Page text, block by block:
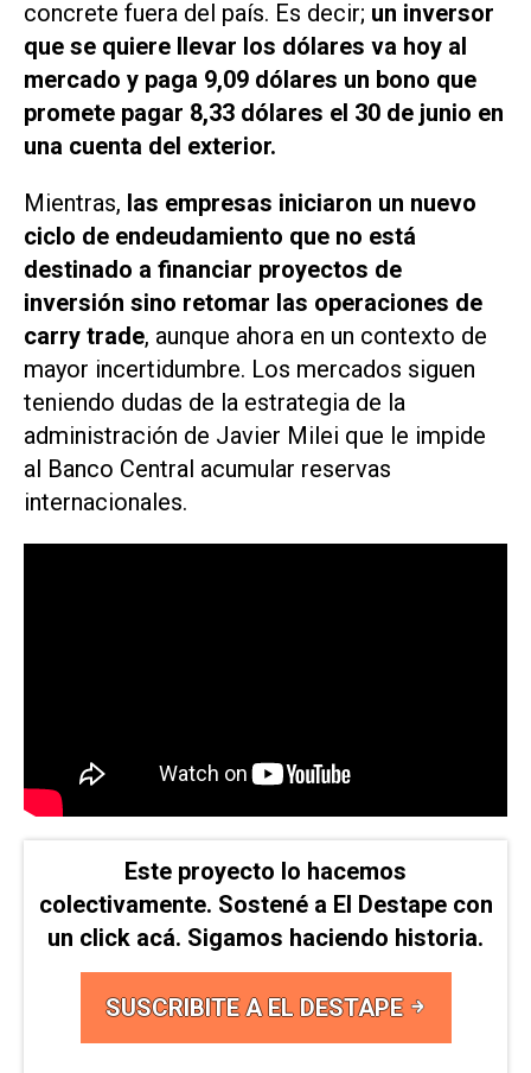
concrete fuera del país. Es decir; un inversor
que se quiere llevar los dólares va hoy al
mercado y paga 9,09 dólares un bono que
promete pagar 8,33 dólares el 30 de junio en
una cuenta del exterior.
Mientras, las empresas iniciaron un nuevo
ciclo de endeudamiento que no está
destinado a financiar proyectos de
inversión sino retomar las operaciones de
carry trade, aunque ahora en un contexto de
mayor incertidumbre. Los mercados siguen
teniendo dudas de la estrategia de la
administración de Javier Milei que le impide
al Banco Central acumular reservas
internacionales.
Este proyecto lo hacemos
colectivamente. Sostené a El Destape con
un click acá. Sigamos haciendo historia.
SUSCRIBITE A EL DESTAPE